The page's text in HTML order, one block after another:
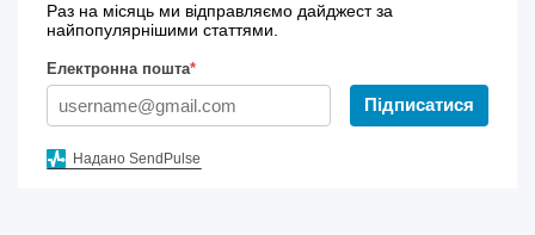
Раз на місяць ми відправляємо дайджест за
найпопулярнішими статтями.
Електронна пошта*
Підписатися
Надано SendPulse